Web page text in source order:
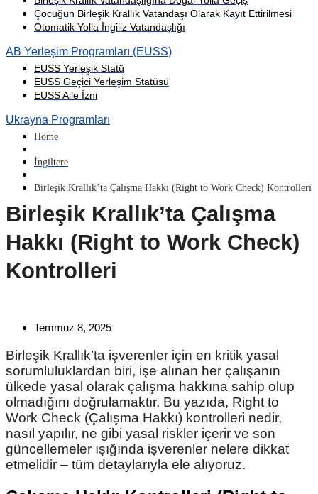
Çocuğun Birleşik Krallık Vatandaşı Olarak Kayıt Ettirilmesi
Otomatik Yolla İngiliz Vatandaşlığı
AB Yerleşim Programları (EUSS)
EUSS Yerleşik Statü
EUSS Geçici Yerleşim Statüsü
EUSS Aile İzni
Ukrayna Programları
Home
İngiltere
Birleşik Krallık’ta Çalışma Hakkı (Right to Work Check) Kontrolleri
Birleşik Krallık’ta Çalışma
Hakkı (Right to Work Check)
Kontrolleri
Temmuz 8, 2025
Birleşik Krallık’ta işverenler için en kritik yasal
sorumluluklardan biri, işe alınan her çalışanın
ülkede yasal olarak çalışma hakkına sahip olup
olmadığını doğrulamaktır. Bu yazıda, Right to
Work Check (Çalışma Hakkı) kontrolleri nedir,
nasıl yapılır, ne gibi yasal riskler içerir ve son
güncellemeler ışığında işverenler nelere dikkat
etmelidir – tüm detaylarıyla ele alıyoruz.